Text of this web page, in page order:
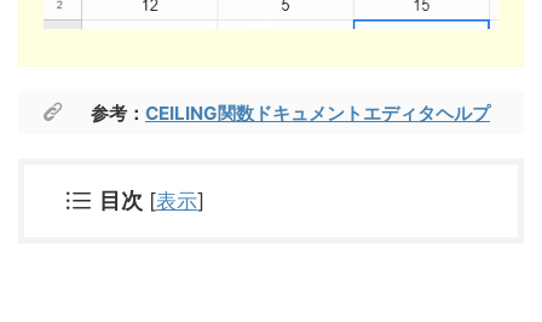
参考： CEILING関数ドキュメントエディタヘルプ
目次 [表示]